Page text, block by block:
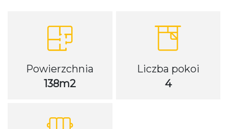
Powierzchnia
138m2
Liczba pokoi
4